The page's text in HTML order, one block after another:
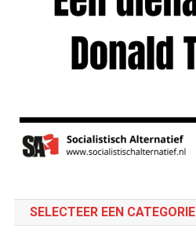
SELECTEER EEN CATEGORIE